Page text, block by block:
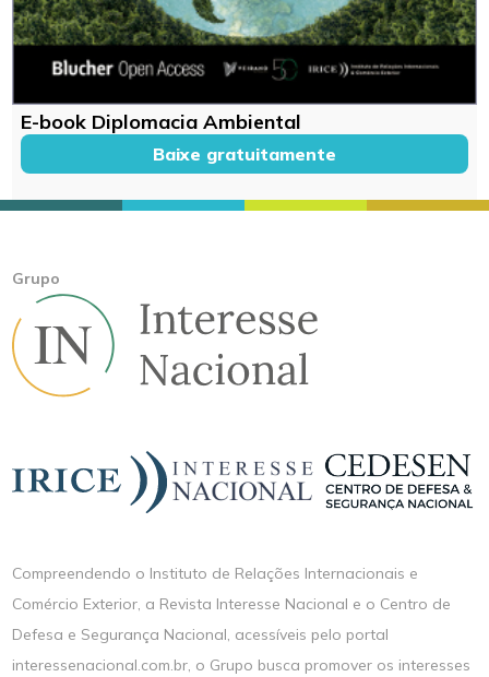
E-book Diplomacia Ambiental
Baixe gratuitamente
Grupo
Compreendendo o Instituto de Relações Internacionais e
Comércio Exterior, a Revista Interesse Nacional e o Centro de
Defesa e Segurança Nacional, acessíveis pelo portal
interessenacional.com.br, o Grupo busca promover os interesses